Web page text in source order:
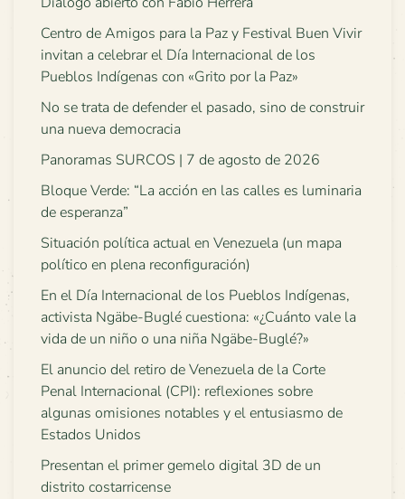
Centro de Amigos para la Paz y Festival Buen Vivir
invitan a celebrar el Día Internacional de los
Pueblos Indígenas con «Grito por la Paz»
No se trata de defender el pasado, sino de construir
una nueva democracia
Panoramas SURCOS | 7 de agosto de 2026
Bloque Verde: “La acción en las calles es luminaria
de esperanza”
Situación política actual en Venezuela (un mapa
político en plena reconfiguración)
En el Día Internacional de los Pueblos Indígenas,
activista Ngäbe-Buglé cuestiona: «¿Cuánto vale la
vida de un niño o una niña Ngäbe-Buglé?»
El anuncio del retiro de Venezuela de la Corte
Penal Internacional (CPI): reflexiones sobre
algunas omisiones notables y el entusiasmo de
Estados Unidos
Presentan el primer gemelo digital 3D de un
distrito costarricense